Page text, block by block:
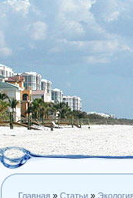
Главная » Статьи »